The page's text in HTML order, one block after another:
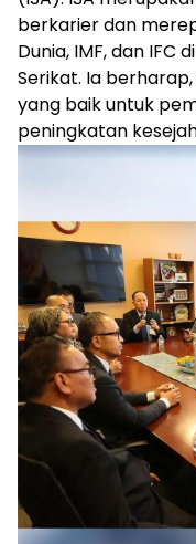
berkarier dan
Dunia, IMF, dan IFC
Serikat. Ia
yang baik untuk
peningkatan